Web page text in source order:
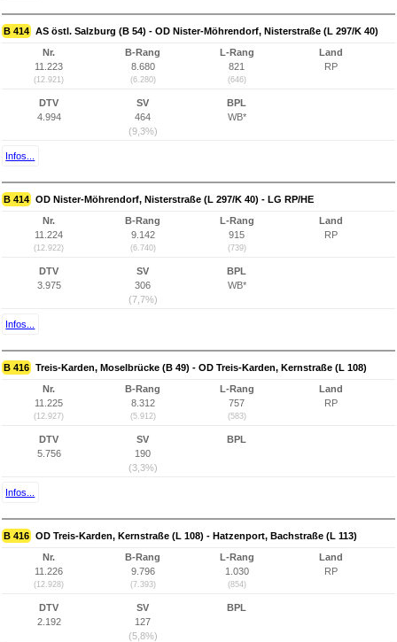
B 414 AS östl. Salzburg (B 54) - OD Nister-Möhrendorf, Nisterstraße (L 297/K 40)
Nr.
11.223
(12.921)
B-Rang
8.680
(6.280)
L-Rang
821
(646)
Land
RP
DTV
4.994
SV
464
(9,3%)
BPL
WB*
Infos...
B 414 OD Nister-Möhrendorf, Nisterstraße (L 297/K 40) - LG RP/HE
Nr.
11.224
(12.922)
B-Rang
9.142
(6.740)
L-Rang
915
(739)
Land
RP
DTV
3.975
SV
306
(7,7%)
BPL
WB*
Infos...
B 416 Treis-Karden, Moselbrücke (B 49) - OD Treis-Karden, Kernstraße (L 108)
Nr.
11.225
(12.927)
B-Rang
8.312
(5.912)
L-Rang
757
(583)
Land
RP
DTV
5.756
SV
190
(3,3%)
BPL
Infos...
B 416 OD Treis-Karden, Kernstraße (L 108) - Hatzenport, Bachstraße (L 113)
Nr.
11.226
(12.928)
B-Rang
9.796
(7.393)
L-Rang
1.030
(854)
Land
RP
DTV
2.192
SV
127
(5,8%)
BPL